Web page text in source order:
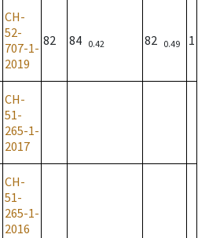
CH-
52-
707-1-
2019
82 84 0.42 82 0.49 1
CH-
51-
265-1-
2017
CH-
51-
265-1-
2016